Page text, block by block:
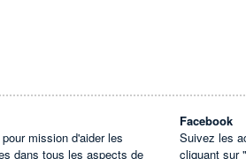
mission d'aider les
dans tous les aspects de
Facebook
Suivez les
cliquant sur